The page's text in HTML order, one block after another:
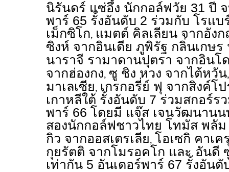
นิรันดร์ แซ่อึ้ง นักกอล์ฟวัย 31 ปี
พาร์ 65 รั้งอันดับ 2 ร่วมกับ โรแบ
เม็กซิโก, แมตต์ คิลเลียน จากอัง
ซิงห์ จากอินเดีย ภูพิรัฐ กลิ่นเกษ
นาราจี รามาดานปุตรา จากอินโ
จากฮ่องกง, ซู ชิง หวง จากไต้หวัน
มาเลเซีย, เกรกอรี่ย์ ฟุ จากสิงค์โ
เกาหลีใต้ รั้งอันดับ 7 ร่วมสกอร์ร
พาร์ 66 โดยมี แจ๊ส เจนวัฒนาน
สองนักกอล์ฟชาวไทย โทมัส พลัม
กิว จากออสเตรเลีย, โอเซกิ คาเ
กุยรัตติ จากโมรอคโก และ อันดี
เท่ากัน 5 อันเดอร์พาร์ 67 รั้งอันดั